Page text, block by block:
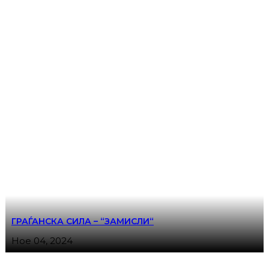
ГРАЃАНСКА СИЛА – “ЗАМИСЛИ“
Ное 04, 2024